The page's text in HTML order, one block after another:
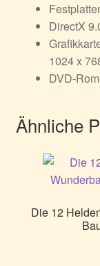
DirectX
1024 x
DVD-
Ähnliche
Die 12